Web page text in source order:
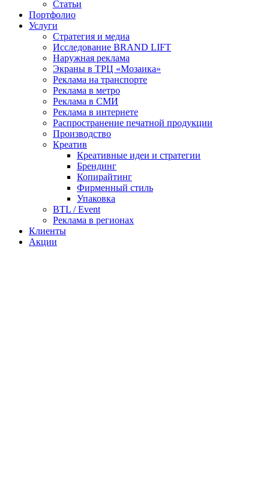
Статьи
Портфолио
Услуги
Стратегия и медиа
Исследование BRAND LIFT
Наружная реклама
Экраны в ТРЦ «Мозаика»
Реклама на транспорте
Реклама в метро
Реклама в СМИ
Реклама в интернете
Распространение печатной продукции
Производство
Креатив
Креативные идеи и стратегии
Брендинг
Копирайтинг
Фирменный стиль
Упаковка
BTL / Event
Реклама в регионах
Клиенты
Акции